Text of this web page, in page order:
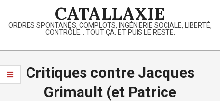
content
CATALLAXIE
ORDRES SPONTANÉS, COMPLOTS, INGÉNIERIE SOCIALE, LIBERTÉ,
CONTRÔLE… TOUT ÇA. ET PUIS LE RESTE.
Primary
Menu
Critiques contre Jacques
Grimault (et Patrice